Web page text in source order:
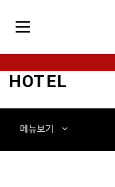
HOTEL
메뉴보기